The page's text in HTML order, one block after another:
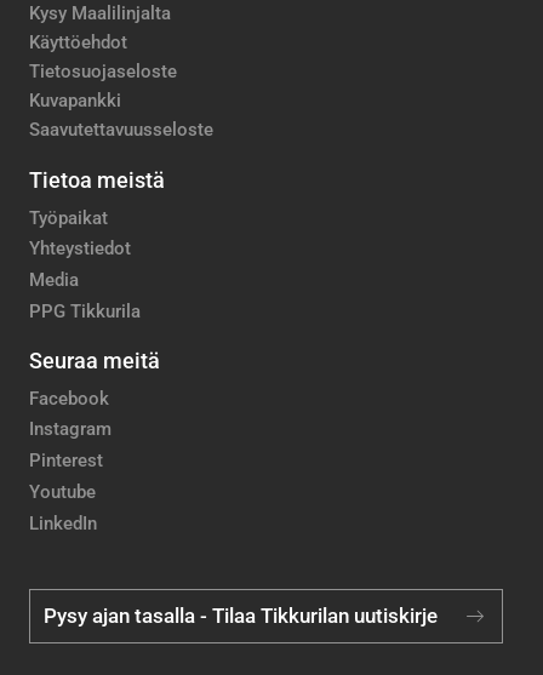
Kysy Maalilinjalta
Käyttöehdot
Tietosuojaseloste
Kuvapankki
Saavutettavuusseloste
Tietoa meistä
Työpaikat
Yhteystiedot
Media
PPG Tikkurila
Seuraa meitä
Facebook
Instagram
Pinterest
Youtube
LinkedIn
Pysy ajan tasalla - Tilaa Tikkurilan uutiskirje